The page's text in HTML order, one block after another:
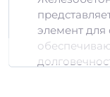
элемент для